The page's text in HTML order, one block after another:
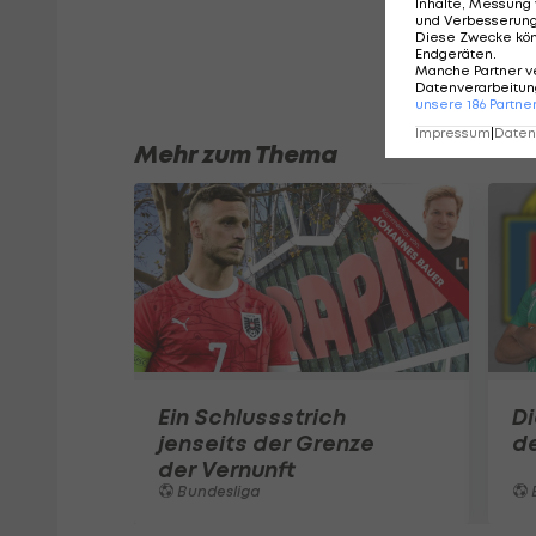
Mehr zum Thema
Ein Schlussstrich
jenseits der Grenze
der Vernunft
Bundesliga
Inhalte, Messung
und
Diese Zwecke
Endgeräten.
Manche Partner
unsere 186 Partner
Impressum